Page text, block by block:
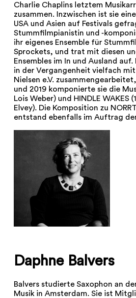
Charlie Chaplins letztem
zusammen. Inzwischen ist sie
USA und Asien auf Festivals
Stummfilmpianistin und -
ihr eigenes Ensemble für
Sprockets, und trat mit diesen
Ensembles im In und Ausland
in der Vergangenheit vielfach
Nielsen e.V.
und 2019 komponierte sie die
Lois Weber) und HINDLE WAKES
Elvey). Die Komposition zu
entstand ebenfalls im Auftrag
Daphne Balvers
Balvers studierte Saxophon an
Musik in Amsterdam. Sie ist